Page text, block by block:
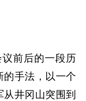
议前后的一段历
的手法，以一个
井冈山突围到